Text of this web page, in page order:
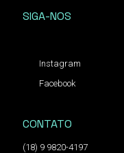
SIGA-NOS
Instagram
Facebook
CONTATO
(18) 9 9820-4197